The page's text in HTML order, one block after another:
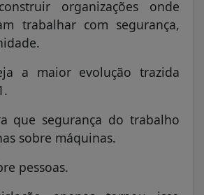
organizações onde
trabalhar com segurança,
a maior evolução trazida
que segurança do trabalho
sobre máquinas.
pessoas.